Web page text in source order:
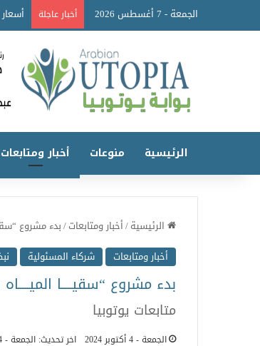
الجمعة - 7 أغسطس 2026 أخبار عاجلة
الرئيسية منوعات أخبار ومتابعات
الرئيسية/أخبار ومتابعات/بدء مشروع
أخبار ومتابعات
شركاء المسئولية
بدء مشروع “سقيـــــا الميـــــاه
متابعات يوتوبيا
الجمعة - 4 أكتوبر 2024 اخر تحديث: الجمعة - 4 أكتوبر 2024